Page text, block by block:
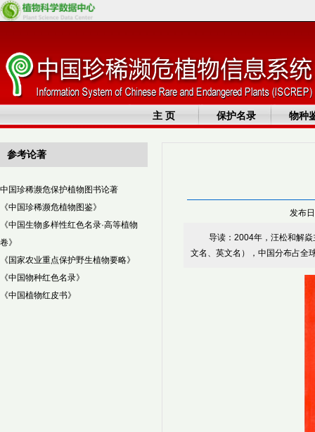
主 页 保护名录 物种
参考论著
中国珍稀濒危保护植物图书论著
《中国珍稀濒危植物图鉴》
《中国生物多样性红色名录·高等植物
卷》
《国家农业重点保护野生植物要略》
《中国物种红色名录》
《中国植物红皮书》
发布
导读：2004年，汪松和解
文名、英文名），中国分布占全